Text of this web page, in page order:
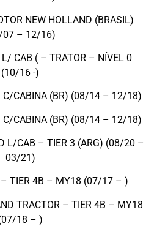
NEW HOLLAND (BRASIL)
07 – 12/16)
CAB ( – TRATOR – NÍVEL 0
(10/16 -)
C/CABINA (BR) (08/14 – 12/18)
C/CABINA (BR) (08/14 – 12/18)
L/CAB – TIER 3 (ARG) (08/20 –
03/21)
TIER 4B – MY18 (07/17 – )
TRACTOR – TIER 4B – MY18
18 – )